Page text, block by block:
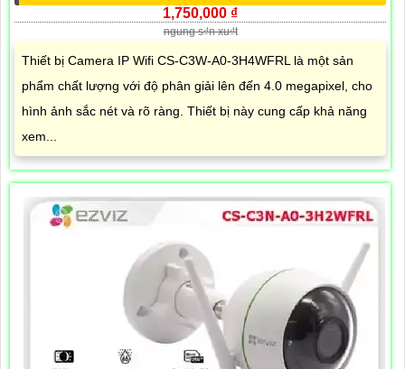
1,750,000 ₫
ngung s₫n xu₫t
Thiết bị Camera IP Wifi CS-C3W-A0-3H4WFRL là một sản
phẩm chất lượng với độ phân giải lên đến 4.0 megapixel, cho
hình ảnh sắc nét và rõ ràng. Thiết bị này cung cấp khả năng
xem...